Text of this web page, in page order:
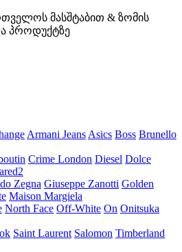
მასშტაბით & ზომის
პროდუქტზე
Armani Jeans Asics Boss Brunello
Crime London Diesel Dolce
Zegna Giuseppe Zanotti Golden
Maison Margiela
North Face Off-White On Onitsuka
Saint Laurent Salomon Timberland